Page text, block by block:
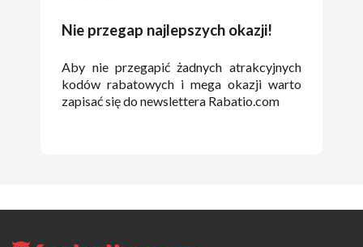
Nie przegap najlepszych okazji!
Aby nie przegapić żadnych atrakcyjnych
kodów rabatowych i mega okazji warto
zapisać się do newslettera Rabatio.com